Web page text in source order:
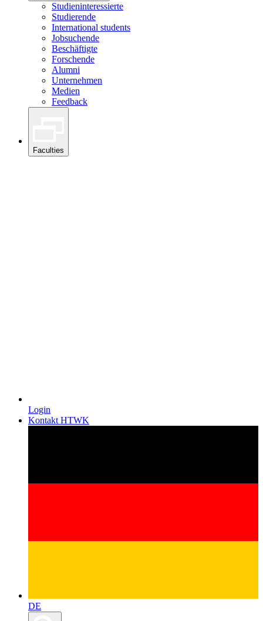
Studieninteressierte
Studierende
International students
Jobsuchende
Beschäftigte
Forschende
Alumni
Unternehmen
Medien
Feedback
Faculties
Login
Kontakt HTWK
DE